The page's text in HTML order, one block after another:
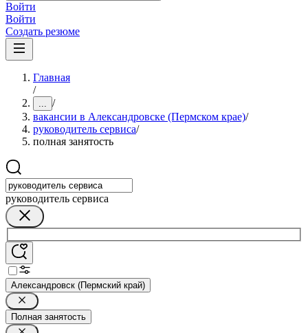
Войти
Войти
Создать резюме
Главная
/
... /
вакансии в Александровске (Пермском крае)/
руководитель сервиса/
полная занятость
руководитель сервиса
Александровск (Пермский край)
Полная занятость